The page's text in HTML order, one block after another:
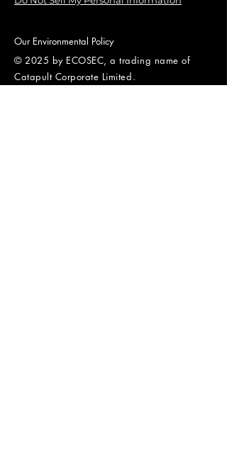
Our Environmental Policy
© 2025 by ECOSEC, a trading name of
Catapult Corporate Limited.